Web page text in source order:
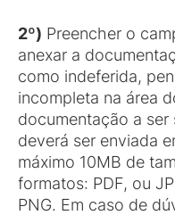
2º) Preencher o
anexar a
como indeferida,
incompleta na área
documentação a
deverá ser enviada
máximo 10MB de
formatos: PDF, ou
PNG. Em caso de